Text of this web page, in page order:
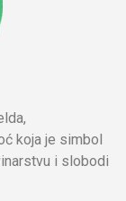
koja je simbol
i slobodi